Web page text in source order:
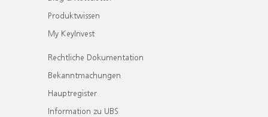
Produktwissen
My KeyInvest
Rechtliche Dokumentation
Bekanntmachungen
Hauptregister
Information zu UBS